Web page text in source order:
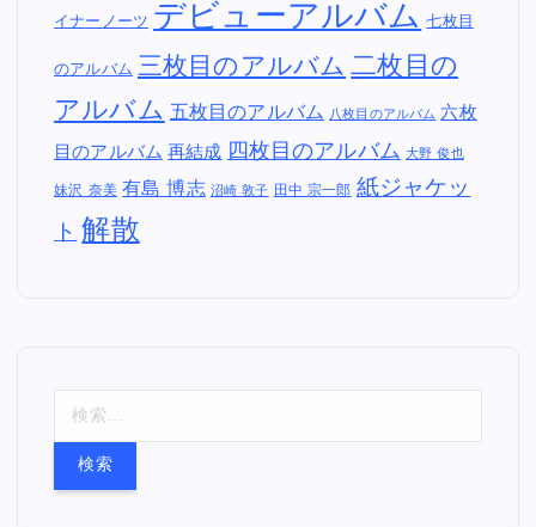
イナーノーツ デビューアルバム 七枚目
のアルバム 三枚目のアルバム 二枚目の
アルバム 五枚目のアルバム 八枚目のアルバム 六枚
目のアルバム 再結成 四枚目のアルバム 大野 俊也
妹沢 奈美 有島 博志 沼崎 敦子 田中 宗一郎 紙ジャケッ
ト 解散